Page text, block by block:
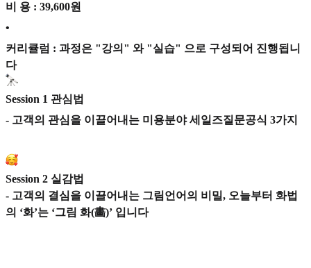
비 용 : 39,600원
•
커리큘럼 : 과정은 "강의" 와 "실습" 으로 구성되어 진행됩니
다
Session 1 관심법
- 고객의 관심을 이끌어내는 미용분야 세일즈질문공식 3가지
Session 2 실감법
- 고객의 결심을 이끌어내는 그림언어의 비밀, 오늘부터 화법
의 ‘화’는 ‘그림 화(畵)’ 입니다